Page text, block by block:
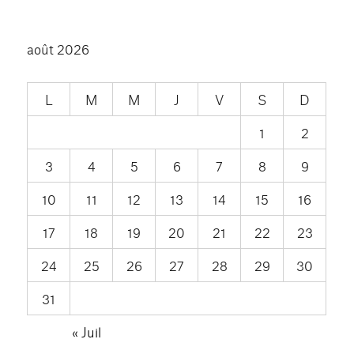
août 2026
L M M J V S
D
1
2
3
4 5 6 7 8
9
10
11 12 13 14 15
16
17
18 19 20 21 22
23
24
25 26 27 28 29
30
31
« Juil